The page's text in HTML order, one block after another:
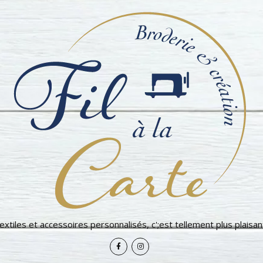
et accessoires personnalisés, c';est tellement plus